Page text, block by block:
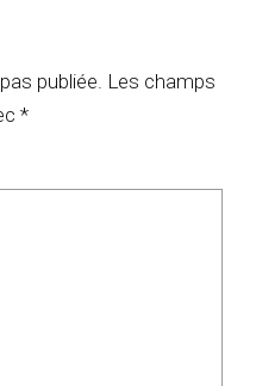
publiée. Les champs
*